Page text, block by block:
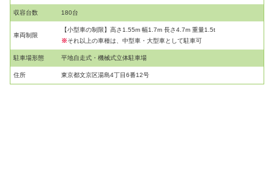
収容台数 180台
車両制限
【小型車の制限】高さ1.55m 幅1.7m 長さ4.7m 重量1.5t
※それ以上の車種は、中型車・大型車として駐車可
駐車場形態 平地自走式・機械式立体駐車場
住所 東京都文京区湯島4丁目6番12号